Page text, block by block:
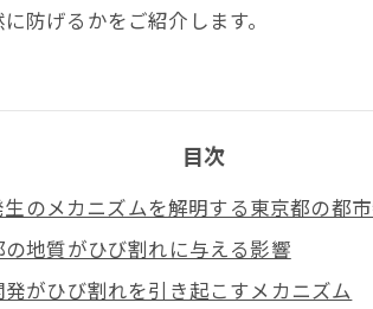
防げるかをご紹介します。
目次
のメカニズムを解明する東京都の都
の地質がひび割れに与える影響
がひび割れを引き起こすメカニズム